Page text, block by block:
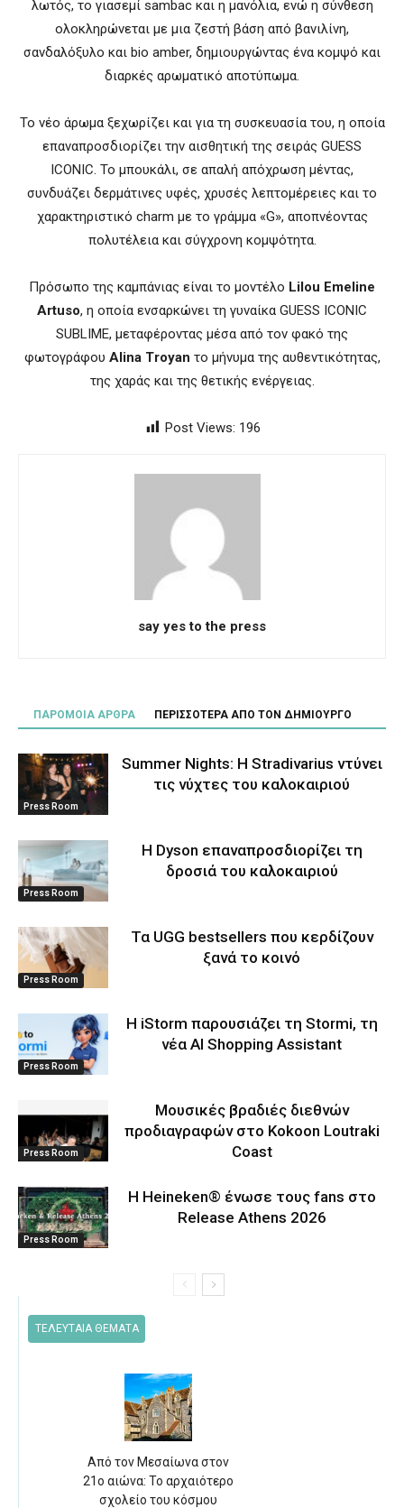
λωτός, το γιασεμί sambac και η μανόλια, ενώ η σύνθεση
ολοκληρώνεται με μια ζεστή βάση από βανιλίνη,
σανδαλόξυλο και bio amber, δημιουργώντας ένα κομψό και
διαρκές αρωματικό αποτύπωμα.
Το νέο άρωμα ξεχωρίζει και για τη συσκευασία του, η οποία
επαναπροσδιορίζει την αισθητική της σειράς GUESS
ICONIC. Το μπουκάλι, σε απαλή απόχρωση μέντας,
συνδυάζει δερμάτινες υφές, χρυσές λεπτομέρειες και το
χαρακτηριστικό charm με το γράμμα «G», αποπνέοντας
πολυτέλεια και σύγχρονη κομψότητα.
Πρόσωπο της καμπάνιας είναι το μοντέλο Lilou Emeline
Artuso, η οποία ενσαρκώνει τη γυναίκα GUESS ICONIC
SUBLIME, μεταφέροντας μέσα από τον φακό της
φωτογράφου Alina Troyan το μήνυμα της αυθεντικότητας,
της χαράς και της θετικής ενέργειας.
Post Views: 196
say yes to the press
ΠΑΡΟΜΟΙΑ ΑΡΘΡΑ ΠΕΡΙΣΣΟΤΕΡΑ ΑΠΟ ΤΟΝ ΔΗΜΙΟΥΡΓΟ
Press Room
Summer Nights: Η Stradivarius ντύνει
τις νύχτες του καλοκαιριού
Press Room
Η Dyson επαναπροσδιορίζει τη
δροσιά του καλοκαιριού
Press Room
Τα UGG bestsellers που κερδίζουν
ξανά το κοινό
Press Room
Η iStorm παρουσιάζει τη Stormi, τη
νέα AI Shopping Assistant
Press Room
Μουσικές βραδιές διεθνών
προδιαγραφών στο Kokoon Loutraki
Coast
Press Room
Η Heineken® ένωσε τους fans στο
Release Athens 2026
ΤΕΛΕΥΤΑΙΑ ΘΕΜΑΤΑ
Από τον Μεσαίωνα στον
21ο αιώνα: Το αρχαιότερο
σχολείο του κόσμου